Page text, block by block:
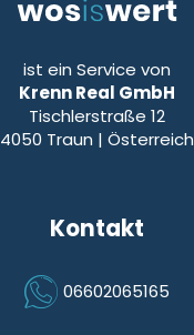
ist ein Service von
Krenn Real GmbH
Tischlerstraße 12
4050 Traun | Österreich
Kontakt
Icon Phone
06602065165